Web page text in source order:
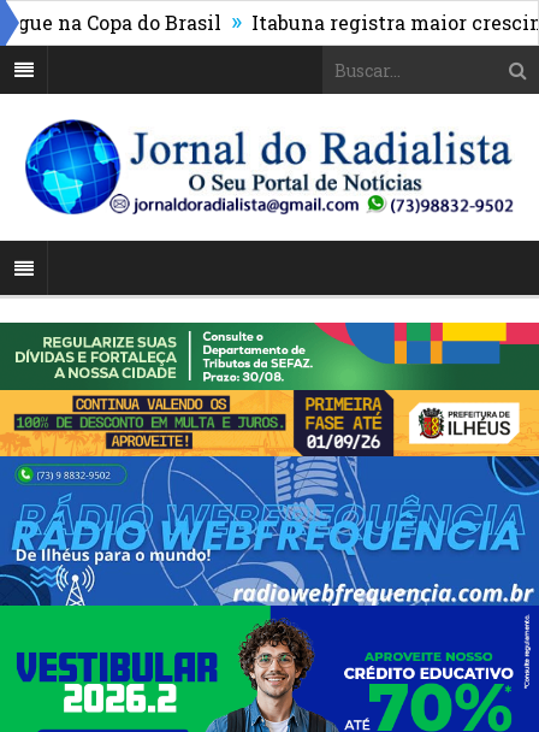
Copa do Brasil » Itabuna registra maior